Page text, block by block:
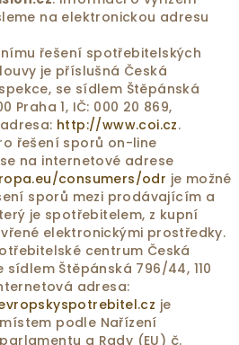
na elektronickou adresu
řešení spotřebitelských
je příslušná Česká
se sídlem Štěpánská
Praha 1, IČ: 000 20 869,
http://www.coi.cz.
řešení sporů on-line
na internetové adrese
consumers/odr je možné
sporů mezi prodávajícím a
je spotřebitelem, z kupní
elektronickými prostředky.
centrum Česká
sídlem Štěpánská 796/44, 110
adresa:
je
podle Nařízení
a Rady (EU) č.